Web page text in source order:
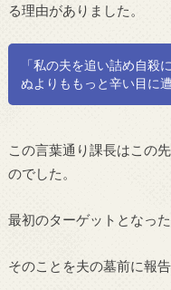
る理由がありました。
「私の夫を追い詰め自殺
ぬよりももっと辛い目に
この言葉通り課長はこの
のでした。
最初のターゲットとなっ
そのことを夫の墓前に報告